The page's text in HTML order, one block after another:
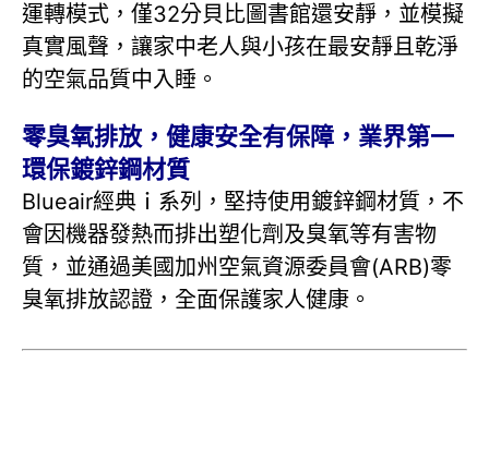
運轉模式，僅32分貝比圖書館還安靜，並模擬
真實風聲，讓家中老人與小孩在最安靜且乾淨
的空氣品質中入睡。
零臭氧排放，健康安全有保障，業界第一
環保鍍鋅鋼材質
Blueair經典ｉ系列，堅持使用鍍鋅鋼材質，不
會因機器發熱而排出塑化劑及臭氧等有害物
質，並通過美國加州空氣資源委員會(ARB)零
臭氧排放認證，全面保護家人健康。